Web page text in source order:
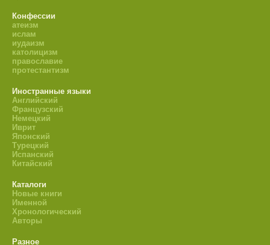
Конфессии
атеизм
ислам
иудаизм
католицизм
православие
протестантизм
Иностранные языки
Английский
Французский
Немецкий
Иврит
Японский
Турецкий
Испанский
Китайский
Каталоги
Новые книги
Именной
Хронологический
Авторы
Разное